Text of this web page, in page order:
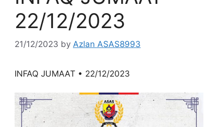
22/12/2023
21/12/2023 by Azlan ASAS8993
INFAQ JUMAAT • 22/12/2023